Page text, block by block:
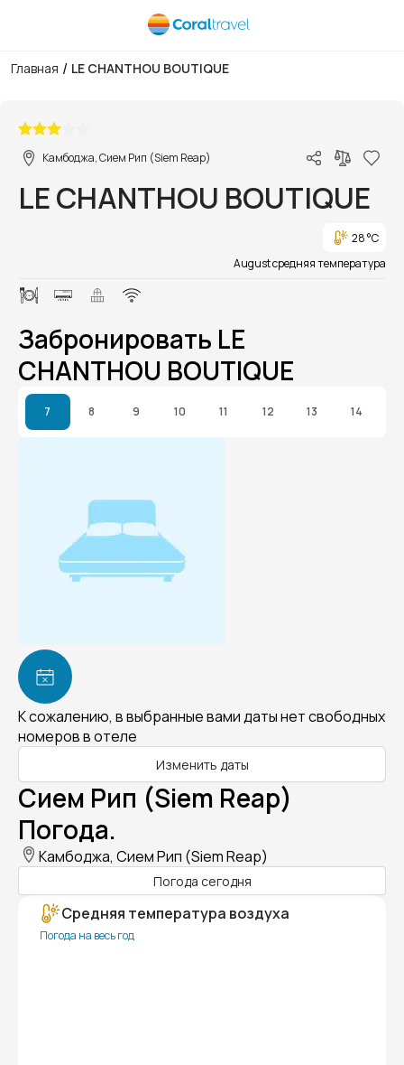
Главная / LE CHANTHOU BOUTIQUE
Камбоджа, Сием Рип (Siem Reap)
LE CHANTHOU BOUTIQUE
28 °C
August средняя температура
Забронировать LE
CHANTHOU BOUTIQUE
7 8 9 10 11 12 13 14
К сожалению, в выбранные вами даты нет свободных
номеров в отеле
Изменить даты
Сием Рип (Siem Reap)
Погода.
Камбоджа, Сием Рип (Siem Reap)
Погода сегодня
Средняя температура воздуха
Погода на весь год